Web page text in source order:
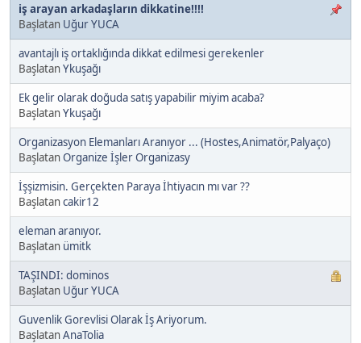
iş arayan arkadaşların dikkatine!!!!
Başlatan Uğur YUCA
avantajlı iş ortaklığında dikkat edilmesi gerekenler
BaşlatanYkuşağı
Ek gelir olarak doğuda satış yapabilir miyim acaba?
BaşlatanYkuşağı
Organizasyon Elemanları Aranıyor ... (Hostes,Animatör,Palyaço)
BaşlatanOrganize İşler Organizasy
İşşizmisin. Gerçekten Paraya İhtiyacın mı var ??
Başlatancakir12
eleman aranıyor.
Başlatan ümitk
TAŞINDI: dominos
Başlatan Uğur YUCA
Guvenlik Gorevlisi Olarak İş Ariyorum.
BaşlatanAnaTolia